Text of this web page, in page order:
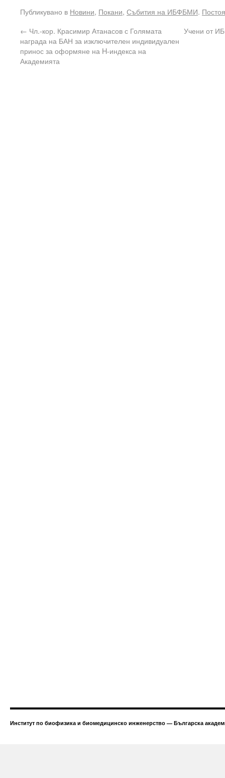
Публикувано в Новини, Покани, Събития на ИБФБМИ.
← Чл.-кор. Красимир Атанасов с Голямата
награда на БАН за изключителен индивидуален
принос за оформяне на H-индекса на
Академията
Учени от
Институт по биофизика и биомедицинско инженерство — Българска